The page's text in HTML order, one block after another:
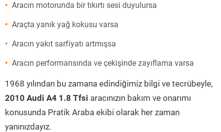
Aracın motorunda bir tıkırtı sesi duyulursa
Araçta yanık yağ kokusu varsa
Aracın yakıt sarfiyatı artmışsa
Aracın performansında ve çekişinde zayıflama varsa
1968 yılından bu zamana edindiğimiz bilgi ve tecrübeyle,
2010 Audi A4 1.8 Tfsi aracınızın bakım ve onarımı
konusunda Pratik Araba ekibi olarak her zaman
yanınızdayız.